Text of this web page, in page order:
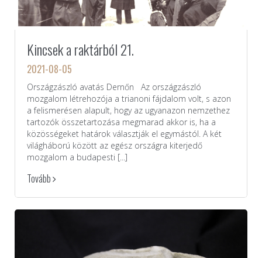
Kincsek a raktárból 21.
2021-08-05
Országzászló avatás Dernőn Az országzászló
mozgalom létrehozója a trianoni fájdalom volt, s azon
a felismerésen alapult, hogy az ugyanazon nemzethez
tartozók összetartozása megmarad akkor is, ha a
közösségeket határok választják el egymástól. A két
világháború között az egész országra kiterjedő
mozgalom a budapesti [...]
Tovább